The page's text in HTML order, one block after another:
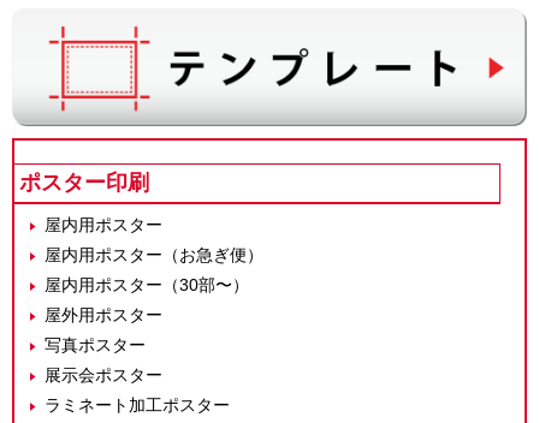
ポスター印刷
屋内用ポスター
屋内用ポスター（お急ぎ便）
屋内用ポスター（30部〜）
屋外用ポスター
写真ポスター
展示会ポスター
ラミネート加工ポスター